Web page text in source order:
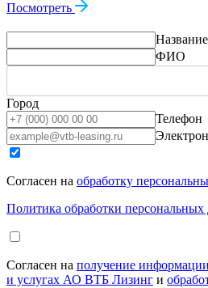
Посмотреть
ФИО
Город
Телефон
Согласен на обработку
Политика обработки
Согласен на получение
и услугах АО ВТБ Лизинг и